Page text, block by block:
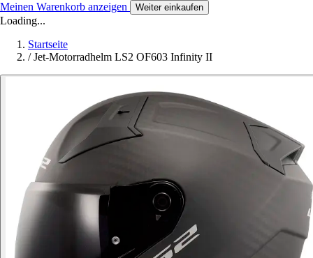
Meinen Warenkorb anzeigen Weiter einkaufen
Loading...
Startseite
/ Jet-Motorradhelm LS2 OF603 Infinity II